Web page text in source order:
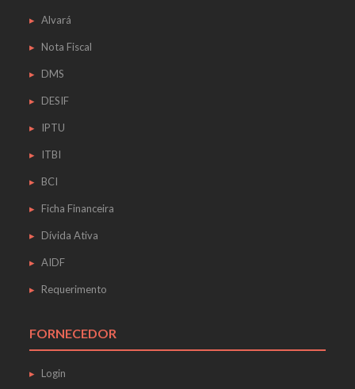
Alvará
Nota Fiscal
DMS
DESIF
IPTU
ITBI
BCI
Ficha Financeira
Dívida Ativa
AIDF
Requerimento
FORNECEDOR
Login